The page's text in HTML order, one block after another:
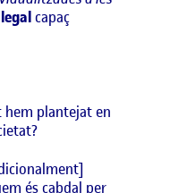
legalcapaç
hem plantejat en
és cabdal per